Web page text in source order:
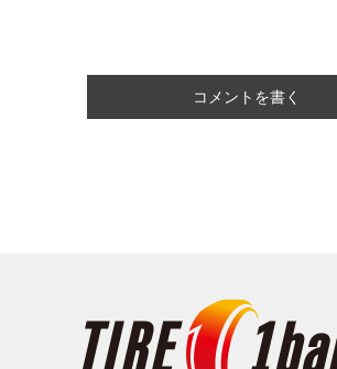
コメントを書く